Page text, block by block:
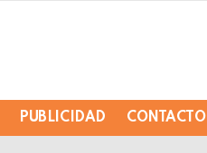
PUBLICIDAD CONTACTO